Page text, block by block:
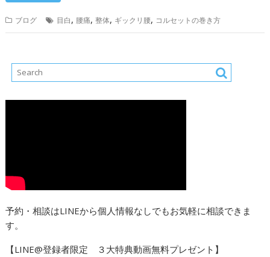
ブログ 目白, 腰痛,整体, ギックリ腰, コルセットの巻き方
予約・相談はLINEから個人情報なしでもお気軽に相談できま
す。
【LINE@登録者限定 ３大特典動画無料プレゼント】